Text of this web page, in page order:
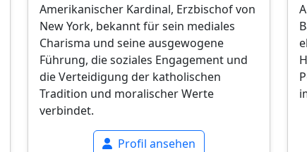
Amerikanischer Kardinal, Erzbischof von
New York, bekannt für sein mediales
Charisma und seine ausgewogene
Führung, die soziales Engagement und
die Verteidigung der katholischen
Tradition und moralischer Werte
verbindet.
Profil ansehen